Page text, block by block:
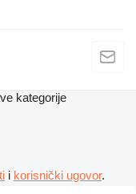
kategorije
i korisnički ugovor.